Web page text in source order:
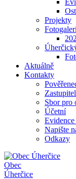
Projekty
Aktuálně
Kontakty
Sbor pro
Účetní
Napište
Odkazy
Obec
Úherčice